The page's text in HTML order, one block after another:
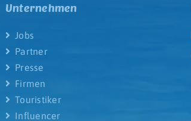
Unternehmen
Jobs
Partner
Presse
Firmen
Touristiker
Influencer